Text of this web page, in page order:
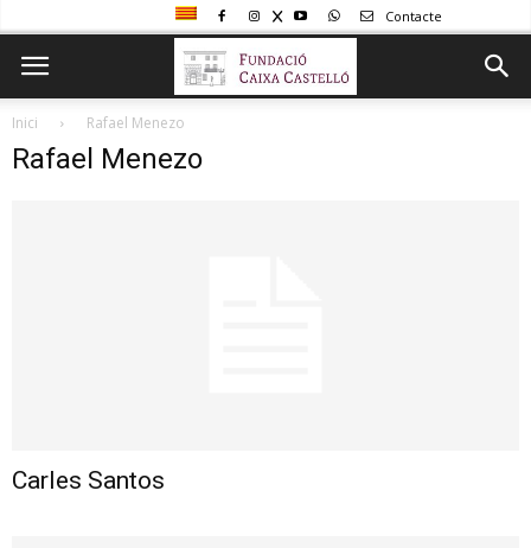
Contacte
Inici Rafael Menezo
Rafael Menezo
Carles Santos